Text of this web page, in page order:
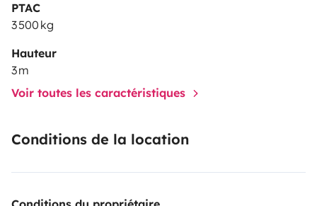
PTAC
3 500 kg
Hauteur
3 m
Voir toutes les caractéristiques
Conditions de la location